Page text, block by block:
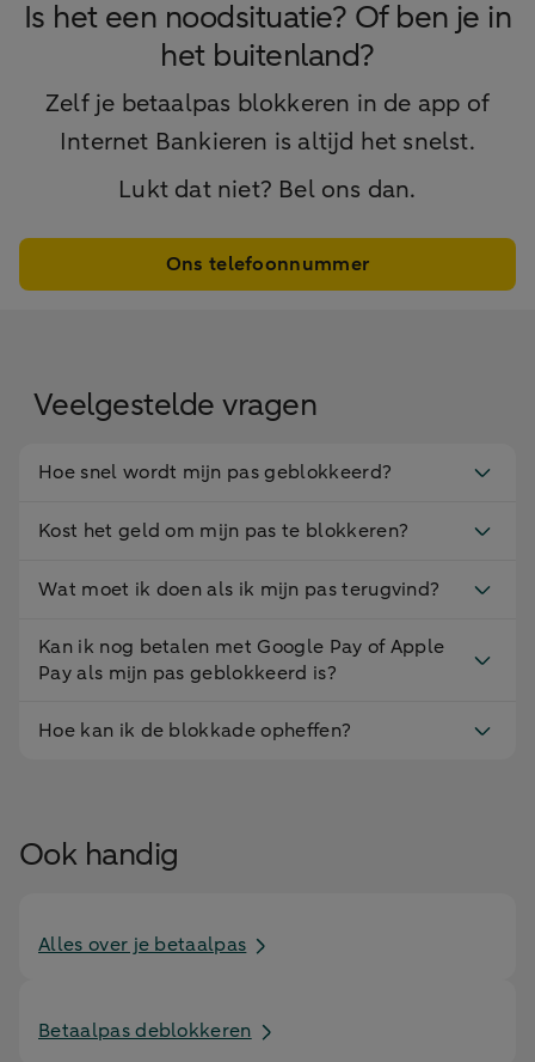
Is het een noodsituatie? Of ben je in
het buitenland?
Zelf je betaalpas blokkeren in de app of
Internet Bankieren is altijd het snelst.
Lukt dat niet? Bel ons dan.
Ons telefoonnummer
Veelgestelde vragen
Hoe snel wordt mijn pas geblokkeerd?
Kost het geld om mijn pas te blokkeren?
Wat moet ik doen als ik mijn pas terugvind?
Kan ik nog betalen met Google Pay of Apple
Pay als mijn pas geblokkeerd is?
Hoe kan ik de blokkade opheffen?
Ook handig
Alles over je betaalpas
Betaalpas deblokkeren